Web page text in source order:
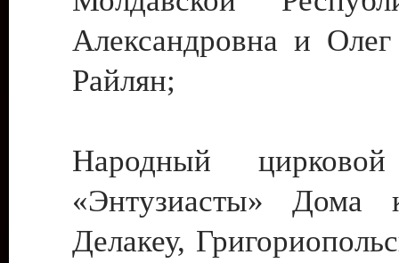
Александровна и
Райлян;
Народный цирковой
«Энтузиасты» Дома
Делакеу,